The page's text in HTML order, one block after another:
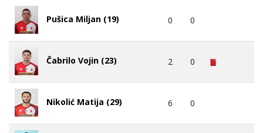
Pušica Miljan (19) 0 0
Čabrilo Vojin (23) 2 0
Nikolić Matija (29) 6 0